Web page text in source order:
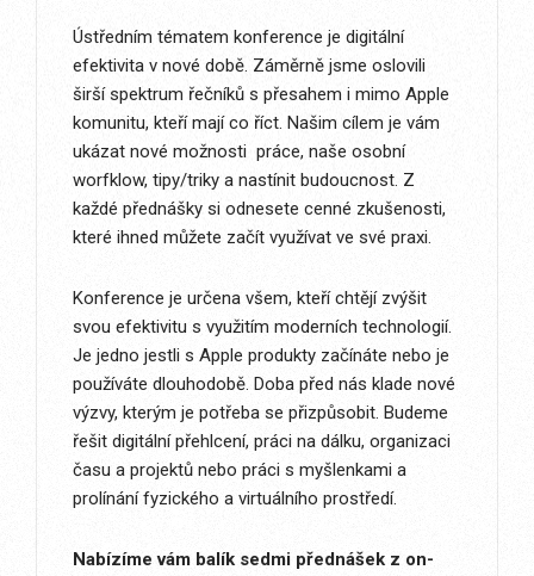
Ústředním tématem konference je digitální
efektivita v nové době. Záměrně jsme oslovili
širší spektrum řečníků s přesahem i mimo Apple
komunitu, kteří mají co říct. Našim cílem je vám
ukázat nové možnosti práce, naše osobní
worfklow, tipy/triky a nastínit budoucnost. Z
každé přednášky si odnesete cenné zkušenosti,
které ihned můžete začít využívat ve své praxi.
Konference je určena všem, kteří chtějí zvýšit
svou efektivitu s využitím moderních technologií.
Je jedno jestli s Apple produkty začínáte nebo je
používáte dlouhodobě. Doba před nás klade nové
výzvy, kterým je potřeba se přizpůsobit. Budeme
řešit digitální přehlcení, práci na dálku, organizaci
času a projektů nebo práci s myšlenkami a
prolínání fyzického a virtuálního prostředí.
Nabízíme vám balík sedmi přednášek z on-